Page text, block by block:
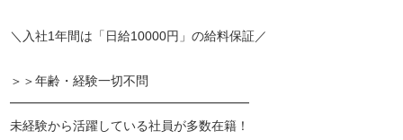
＼入社1年間は「日給10000円」の給料保証／
＞＞年齢・経験一切不問
━━━━━━━━━━━━━━━━━━━
未経験から活躍している社員が多数在籍！